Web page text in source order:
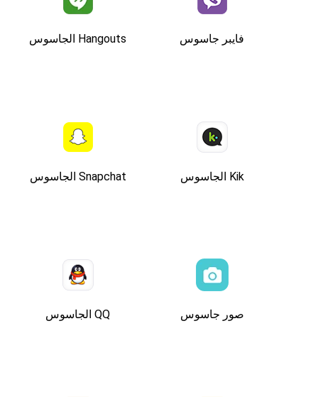
Hangouts الجاسوس فايبر جاسوس
Snapchat الجاسوس Kik الجاسوس
QQ الجاسوس صور جاسوس